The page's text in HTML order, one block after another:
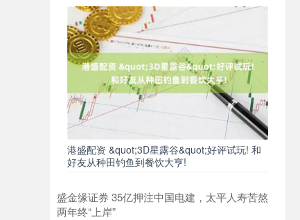
港盛配资 &quot;3D星露谷&quot;好评试玩! 和
好友从种田钓鱼到餐饮大亨!
盛金缘证券 35亿押注中国电建，太平人寿苦熬
两年终“上岸”